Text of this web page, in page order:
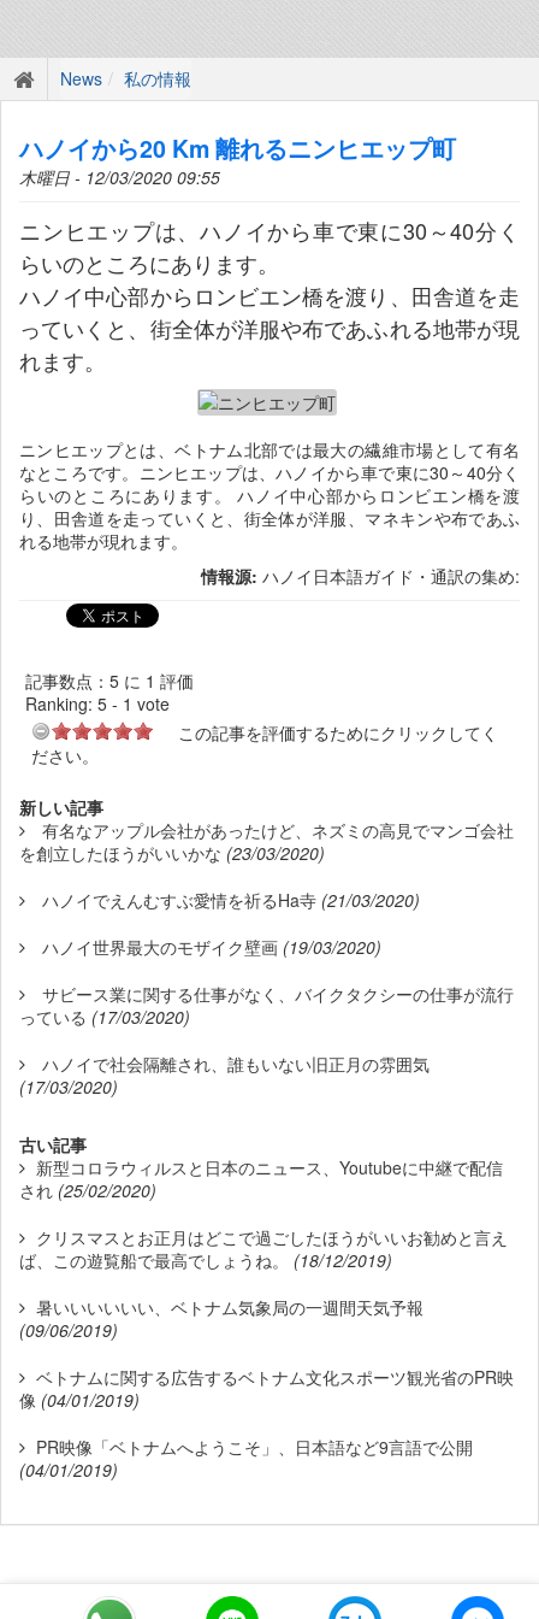
News 私の情報
ハノイから20 Km 離れるニンヒエップ町
木曜日 - 12/03/2020 09:55
ニンヒエップは、ハノイから車で東に30～40分く
らいのところにあります。
ハノイ中心部からロンビエン橋を渡り、田舎道を走
っていくと、街全体が洋服や布であふれる地帯が現
れます。
ニンヒエップとは、ベトナム北部では最大の繊維市場として有名
なところです。ニンヒエップは、ハノイから車で東に30～40分く
らいのところにあります。 ハノイ中心部からロンビエン橋を渡
り、田舎道を走っていくと、街全体が洋服、マネキンや布であふ
れる地帯が現れます。
情報源: ハノイ日本語ガイド・通訳の集め:
記事数点：5 に 1 評価
Ranking: 5 - 1 vote
この記事を評価するためにクリックしてく
ださい。
新しい記事
有名なアップル会社があったけど、ネズミの高見でマンゴ会社
を創立したほうがいいかな (23/03/2020)
ハノイでえんむすぶ愛情を祈るHa寺 (21/03/2020)
ハノイ世界最大のモザイク壁画 (19/03/2020)
サビース業に関する仕事がなく、バイクタクシーの仕事が流行
っている (17/03/2020)
ハノイで社会隔離され、誰もいない旧正月の雰囲気
(17/03/2020)
古い記事
新型コロラウィルスと日本のニュース、Youtubeに中継で配信
され (25/02/2020)
クリスマスとお正月はどこで過ごしたほうがいいお勧めと言え
ば、この遊覧船で最高でしょうね。
(18/12/2019)
暑いいいいいい、ベトナム気象局の一週間天気予報
(09/06/2019)
ベトナムに関する広告するベトナム文化スポーツ観光省のPR映
像 (04/01/2019)
PR映像「ベトナムへようこそ」、日本語など9言語で公開
(04/01/2019)